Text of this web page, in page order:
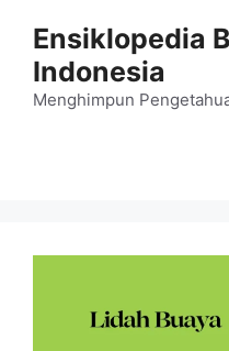
Ensiklopedia
Indonesia
Menghimpun